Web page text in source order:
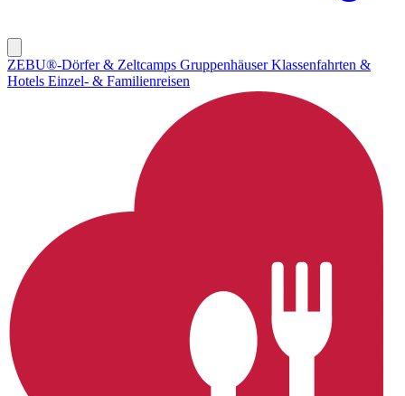
ZEBU®-Dörfer & Zeltcamps GruppenhäuserKlassenfahrten &
Hotels Einzel- & Familienreisen